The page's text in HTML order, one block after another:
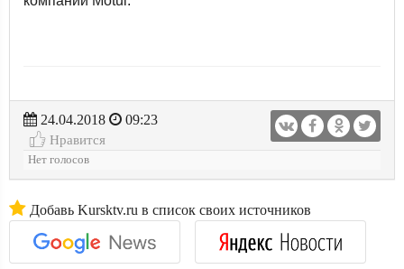
24.04.2018
09:23
Нравится
Нет голосов
Добавь Kursktv.ru в список своих источников